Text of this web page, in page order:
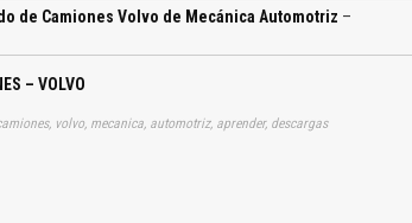
de Camiones Volvo de Mecánica Automotriz –
– VOLVO
volvo, mecanica, automotriz, aprender, descargas